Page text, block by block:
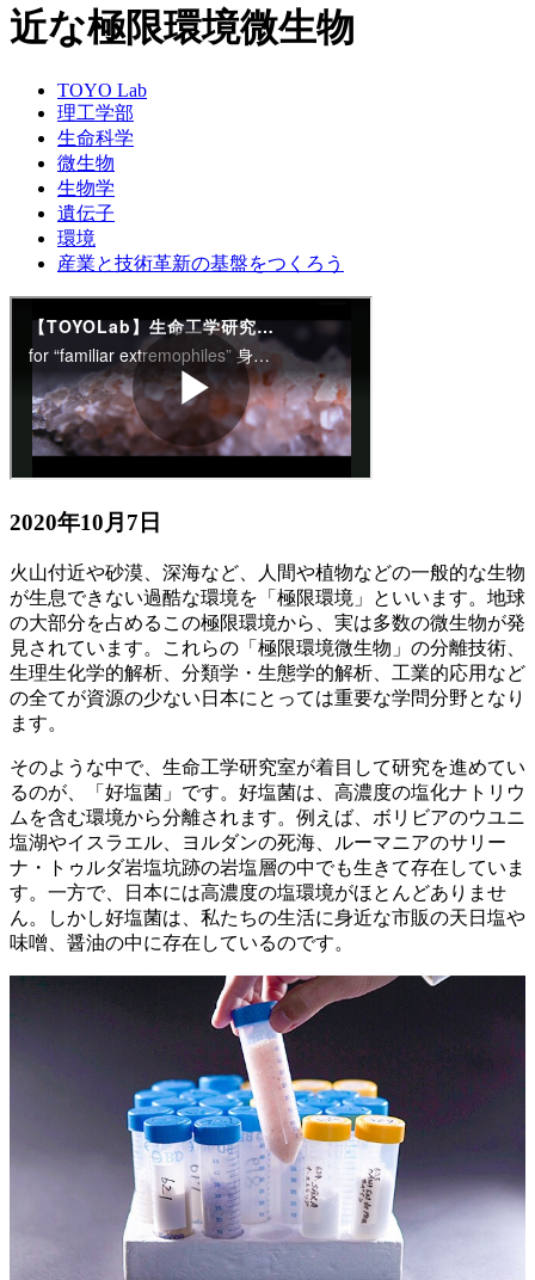
近な極限環境微生物
TOYO Lab
理工学部
生命科学
微生物
生物学
遺伝子
環境
産業と技術革新の基盤をつくろう
2020年10月7日
火山付近や砂漠、深海など、人間や植物などの一般的な生物
が生息できない過酷な環境を「極限環境」といいます。地球
の大部分を占めるこの極限環境から、実は多数の微生物が発
見されています。これらの「極限環境微生物」の分離技術、
生理生化学的解析、分類学・生態学的解析、工業的応用など
の全てが資源の少ない日本にとっては重要な学問分野となり
ます。
そのような中で、生命工学研究室が着目して研究を進めてい
るのが、「好塩菌」です。好塩菌は、高濃度の塩化ナトリウ
ムを含む環境から分離されます。例えば、ボリビアのウユニ
塩湖やイスラエル、ヨルダンの死海、ルーマニアのサリー
ナ・トゥルダ岩塩坑跡の岩塩層の中でも生きて存在していま
す。一方で、日本には高濃度の塩環境がほとんどありませ
ん。しかし好塩菌は、私たちの生活に身近な市販の天日塩や
味噌、醤油の中に存在しているのです。